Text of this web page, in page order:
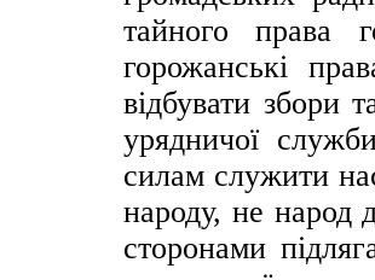
тайного права
горожанські
відбувати збори
урядничої
силам служити
народу, не народ
сторонами